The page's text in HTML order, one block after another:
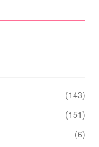
(143)
(151)
(6)